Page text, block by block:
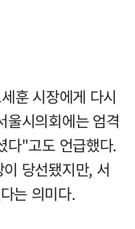
훈 시장에게 다시
울시의회에는 엄격
다"고도 언급했다.
당선됐지만, 서
는 의미다.